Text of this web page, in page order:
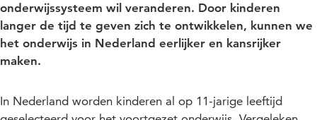
onderwijssysteem wil veranderen. Door kinderen
langer de tijd te geven zich te ontwikkelen, kunnen we
het onderwijs in Nederland eerlijker en kansrijker
maken.
In Nederland worden kinderen al op 11-jarige leeftijd